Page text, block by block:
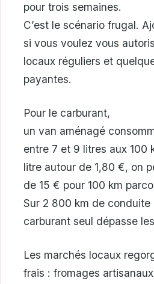
pour trois semaines.
C’est le scénario frugal.
si vous voulez vous
locaux réguliers et
payantes.
Pour le carburant,
un van aménagé
entre 7 et 9 litres aux 100
litre autour de 1,80 €, on
de 15 € pour 100 km
Sur 2 800 km de
carburant seul dépasse
Les marchés locaux
frais : fromages